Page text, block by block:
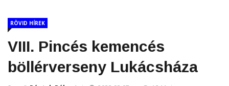
RÖVID HÍREK
VIII. Pincés kemencés
böllérverseny Lukácsháza